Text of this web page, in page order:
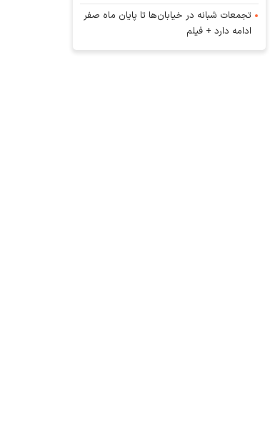
تجمعات شبانه در خیابان‌ها تا پایان ماه صفر
ادامه دارد + فیلم